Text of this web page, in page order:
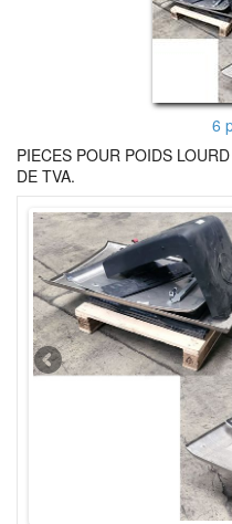
6
PIECES POUR POIDS
DE TVA.